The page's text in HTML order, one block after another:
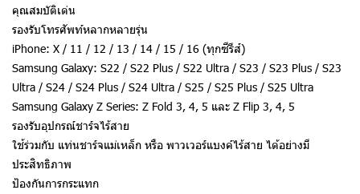
คุณสมบัติเด่น
รองรับโทรศัพท์หลากหลายรุ่น
iPhone: X / 11 / 12 / 13 / 14 / 15 / 16 (ทุกซีรีส์)
Samsung Galaxy: S22 / S22 Plus / S22 Ultra / S23 / S23 Plus / S23
Ultra / S24 / S24 Plus / S24 Ultra / S25 / S25 Plus / S25 Ultra
Samsung Galaxy Z Series: Z Fold 3, 4, 5 และ Z Flip 3, 4, 5
รองรับอุปกรณ์ชาร์จไร้สาย
ใช้ร่วมกับ แท่นชาร์จแม่เหล็ก หรือ พาวเวอร์แบงค์ไร้สาย ได้อย่างมี
ประสิทธิภาพ
ป้องกันการกระแทก